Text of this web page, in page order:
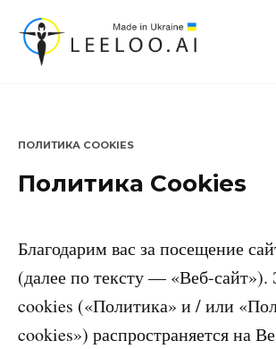
содержанию
ПОЛИТИКА COOKIES
Политика Cookies
Благодарим вас за посещение
(далее по тексту — «Веб-сайт»).
cookies («Политика» и / или
cookies») распространяется на